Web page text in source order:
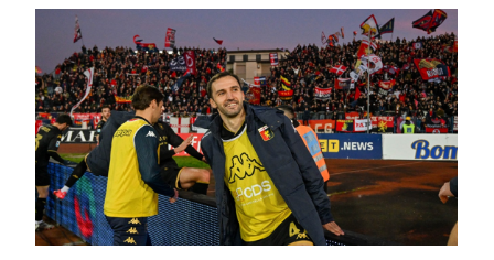
Accessori
Party
Outlet
Helan x Genoa